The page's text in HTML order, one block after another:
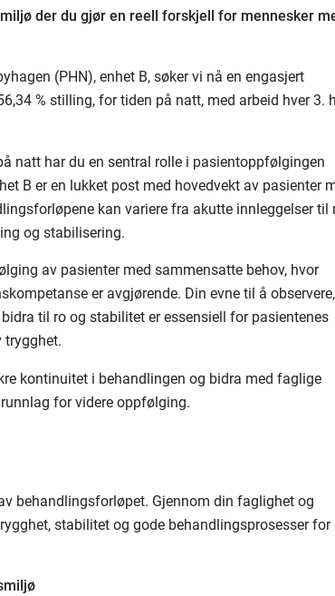
der du gjør en reell forskjell for mennesker
(PHN), enhet B, søker vi nå en engasjert
% stilling, for tiden på natt, med arbeid hver 3.
natt har du en sentral rolle i pasientoppfølgingen
B er en lukket post med hovedvekt av pasienter
kan variere fra akutte innleggelser til
og stabilisering.
av pasienter med sammensatte behov, hvor
er avgjørende. Din evne til å
til ro og stabilitet er essensiell for pasientenes
trygghet.
kontinuitet i behandlingen og bidra med faglige
for videre oppfølging.
behandlingsforløpet. Gjennom din faglighet og
stabilitet og gode behandlingsprosesser for